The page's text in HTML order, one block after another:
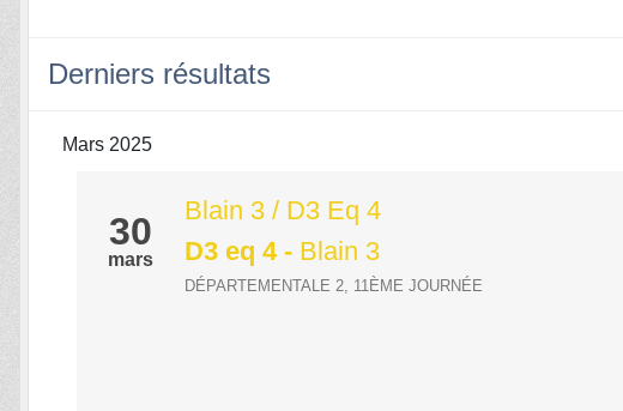
Derniers résultats
Mars 2025
30
mars
Blain 3 / D3 Eq 4
D3 eq 4- Blain 3
DÉPARTEMENTALE 2, 11ÈME JOURNÉE